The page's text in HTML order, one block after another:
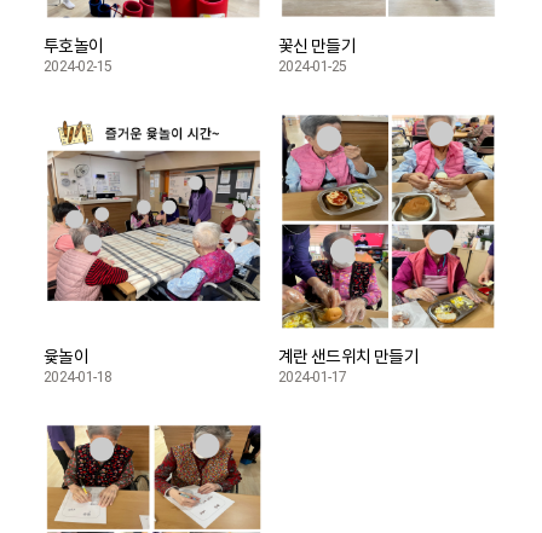
투호놀이
2024-02-15
꽃신 만들기
2024-01-25
윷놀이
2024-01-18
계란 샌드위치 만들기
2024-01-17